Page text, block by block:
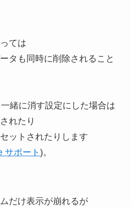
ては
タも同時に削除されること
緒に消す設定にした場合は
れたり
ットされたりします
サポート)。
だけ表示が崩れるが